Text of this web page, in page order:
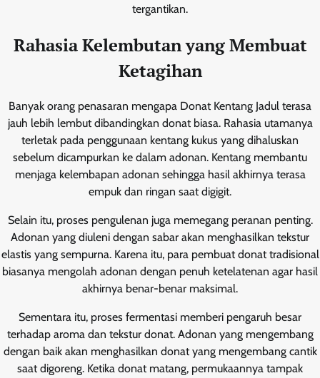
tergantikan.
Rahasia Kelembutan yang Membuat
Ketagihan
Banyak orang penasaran mengapa Donat Kentang Jadul terasa
jauh lebih lembut dibandingkan donat biasa. Rahasia utamanya
terletak pada penggunaan kentang kukus yang dihaluskan
sebelum dicampurkan ke dalam adonan. Kentang membantu
menjaga kelembapan adonan sehingga hasil akhirnya terasa
empuk dan ringan saat digigit.
Selain itu, proses pengulenan juga memegang peranan penting.
Adonan yang diuleni dengan sabar akan menghasilkan tekstur
elastis yang sempurna. Karena itu, para pembuat donat tradisional
biasanya mengolah adonan dengan penuh ketelatenan agar hasil
akhirnya benar-benar maksimal.
Sementara itu, proses fermentasi memberi pengaruh besar
terhadap aroma dan tekstur donat. Adonan yang mengembang
dengan baik akan menghasilkan donat yang mengembang cantik
saat digoreng. Ketika donat matang, permukaannya tampak